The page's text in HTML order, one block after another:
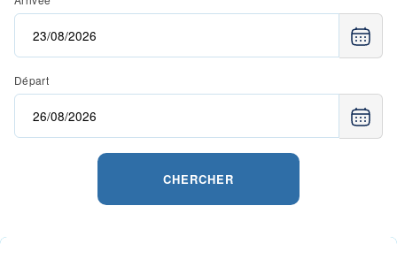
Départ
CHERCHER